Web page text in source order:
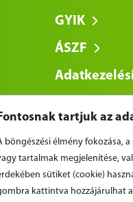
tartjuk az
böngészési élmény fokozása,
tartalmak megjelenítése,
sütiket (cookie)
kattintva hozzájárulhat
GYIK
ÁSZF